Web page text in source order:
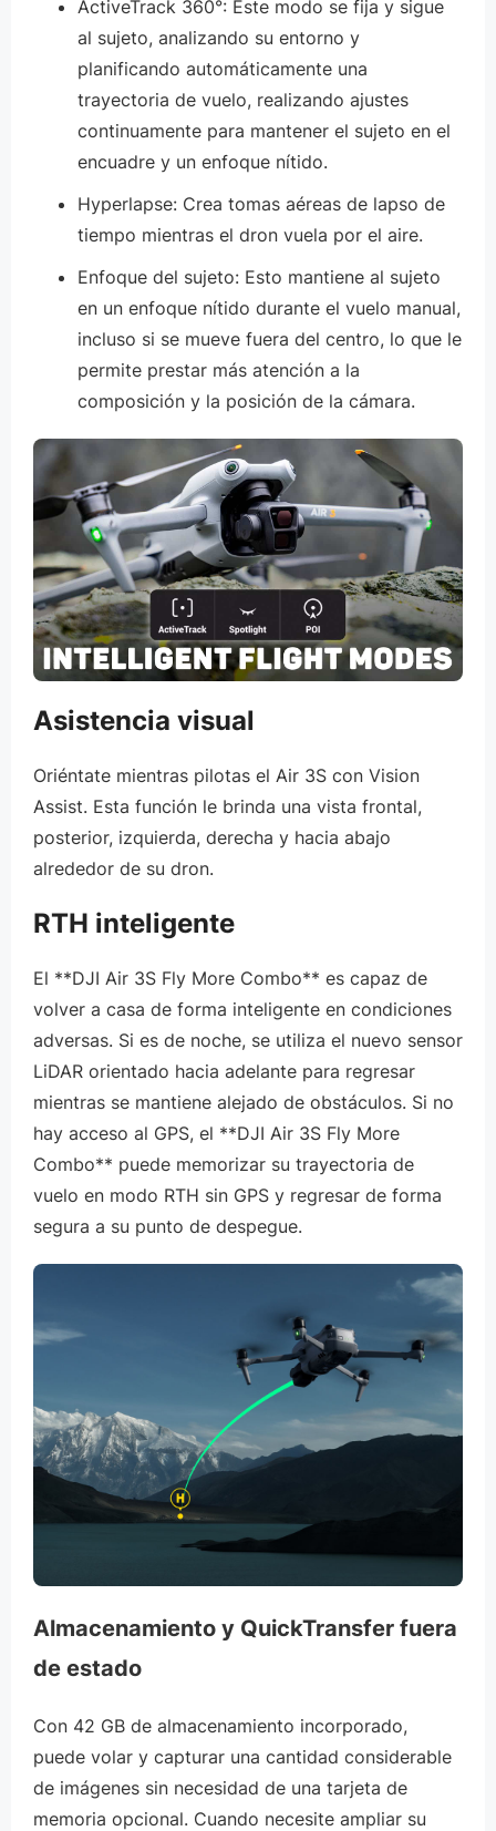
ActiveTrack 360°: Este modo se fija y sigue
al sujeto, analizando su entorno y
planificando automáticamente una
trayectoria de vuelo, realizando ajustes
continuamente para mantener el sujeto en el
encuadre y un enfoque nítido.
Hyperlapse: Crea tomas aéreas de lapso de
tiempo mientras el dron vuela por el aire.
Enfoque del sujeto: Esto mantiene al sujeto
en un enfoque nítido durante el vuelo manual,
incluso si se mueve fuera del centro, lo que le
permite prestar más atención a la
composición y la posición de la cámara.
Asistencia visual
Oriéntate mientras pilotas el Air 3S con Vision
Assist. Esta función le brinda una vista frontal,
posterior, izquierda, derecha y hacia abajo
alrededor de su dron.
RTH inteligente
El **DJI Air 3S Fly More Combo** es capaz de
volver a casa de forma inteligente en condiciones
adversas. Si es de noche, se utiliza el nuevo sensor
LiDAR orientado hacia adelante para regresar
mientras se mantiene alejado de obstáculos. Si no
hay acceso al GPS, el **DJI Air 3S Fly More
Combo** puede memorizar su trayectoria de
vuelo en modo RTH sin GPS y regresar de forma
segura a su punto de despegue.
Almacenamiento y QuickTransfer fuera
de estado
Con 42 GB de almacenamiento incorporado,
puede volar y capturar una cantidad considerable
de imágenes sin necesidad de una tarjeta de
memoria opcional. Cuando necesite ampliar su